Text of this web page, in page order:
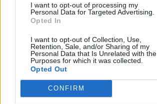
I want to opt-out of processing my
Personal Data for Targeted Advertising.
Opted In
I want to opt-out of Collection, Use,
Retention, Sale, and/or Sharing of my
Personal Data that Is Unrelated with the
Purposes for which it was collected.
Opted Out
CONFIRM